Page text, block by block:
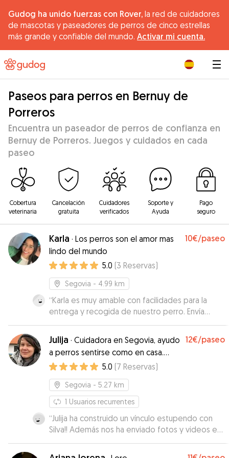
Gudog ha unido fuerzas con Rover, la red de cuidadores
de mascotas y paseadores de perros de cinco estrellas
más grande y confiable del mundo. Activar mi cuenta.
Paseos para perros en Bernuy de
Porreros
Encuentra un paseador de perros de confianza en
Bernuy de Porreros. Juegos y cuidados en cada
paseo
Cobertura
veterinaria
Cancelación
gratuita
Cuidadores
verificados
Soporte y
Ayuda
Pago
seguro
Karla · Los perros son el amor mas
lindo del mundo
10€/paseo
5.0 (3 Reservas)
Segovia - 4.99 km
“Karla es muy amable con facilidades para la
entrega y recogida de nuestro perro. Envía
fotos y en ellas el perro estaba muy relajado
con la sensación de estar muy a gusto. Yo la
tendré en cuenta si tengo que dejar a mi perro
en otra ocasión.”
Julija · Cuidadora en Segovia, ayudo
a perros sentirse como en casa.
Tambien hablo ingles y ruso.
12€/paseo
5.0 (7 Reservas)
Segovia - 5.27 km
1 Usuarios recurrentes
“Julija ha construido un vínculo estupendo con
Silva!! Además nos ha enviado fotos y videos en
los q se veía a nuestra perra estupenda,
generando mucha tranquilidad. Y le ha dado unas